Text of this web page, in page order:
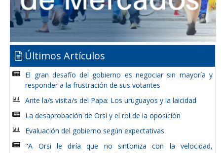
Últimos Artículos
El gran desafío del gobierno es negociar sin mayoría y
responder a la frustración de sus votantes
Ante la/s visita/s del Papa: Los uruguayos y la laicidad
La desaprobación de Orsi y el rol de la oposición
Evaluación del gobierno según expectativas
"A Orsi le diría que no sintoniza con la velocidad,